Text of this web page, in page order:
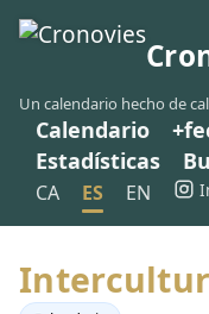
Un calendario hecho de
Calendario
Estadísticas
CA ES EN